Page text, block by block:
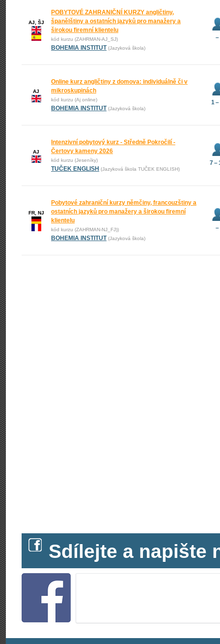
AJ, ŠJ
POBYTOVÉ ZAHRANIČNÍ KURZY angličtiny,
španělštiny a ostatních jazyků pro manažery a
širokou firemní klientelu
kód kurzu (ZAHRMAN-AJ_SJ)
BOHEMIA INSTITUT (Jazyková škola)
–
AJ
Online kurz angličtiny z domova: individuálně či v
mikroskupinách
kód kurzu (Aj online)
BOHEMIA INSTITUT (Jazyková škola)
1
AJ
Intenzivní pobytový kurz - Středně Pokročilí -
Čertovy kameny 2026
kód kurzu (Jeseníky)
TUČEK ENGLISH (Jazyková škola TUČEK ENGLISH)
7 –
FR, NJ
Pobytové zahraniční kurzy němčiny, francouzštiny a
ostatních jazyků pro manažery a širokou firemní
klientelu
kód kurzu (ZAHRMAN-NJ_FJ))
BOHEMIA INSTITUT (Jazyková škola)
–
Sdílejte a napište